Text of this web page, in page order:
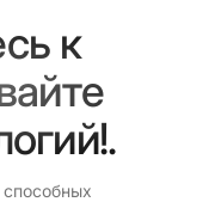
к